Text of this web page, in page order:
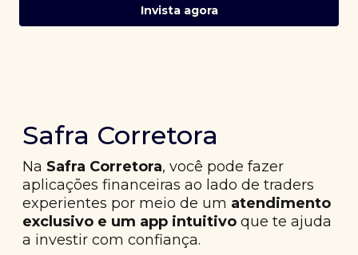
Invista agora
Safra Corretora
Na Safra Corretora, você pode fazer
aplicações financeiras ao lado de traders
experientes por meio de um atendimento
exclusivo e um app intuitivo que te ajuda
a investir com confiança.